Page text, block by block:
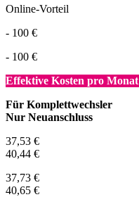
Online-Vorteil
- 100 €
- 100 €
Effektive Kosten pro Monat
Für Komplettwechsler
Nur Neuanschluss
37,53 €
40,44 €
37,73 €
40,65 €